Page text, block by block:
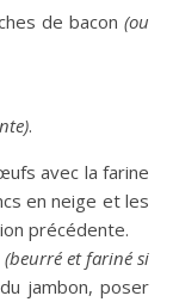
de bacon (ou
.
avec la farine
en neige et les
précédente.
(beurré et fariné si
jambon, poser